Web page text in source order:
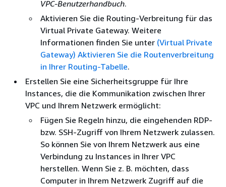
VPC-Benutzerhandbuch.
Aktivieren Sie die Routing-Verbreitung für das
Virtual Private Gateway. Weitere
Informationen finden Sie unter (Virtual Private
Gateway) Aktivieren Sie die Routenverbreitung
in Ihrer Routing-Tabelle.
Erstellen Sie eine Sicherheitsgruppe für Ihre
Instances, die die Kommunikation zwischen Ihrer
VPC und Ihrem Netzwerk ermöglicht:
Fügen Sie Regeln hinzu, die eingehenden RDP-
bzw. SSH-Zugriff von Ihrem Netzwerk zulassen.
So können Sie von Ihrem Netzwerk aus eine
Verbindung zu Instances in Ihrer VPC
herstellen. Wenn Sie z. B. möchten, dass
Computer in Ihrem Netzwerk Zugriff auf die